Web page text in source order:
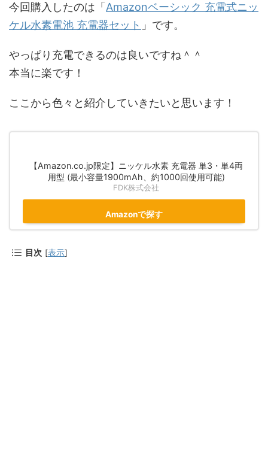
今回購入したのは「 Amazonベーシック 充電式ニッ
ケル水素電池 充電器セット 」です。
やっぱり充電できるのは良いですね＾＾
本当に楽です！
ここから色々と紹介していきたいと思います！
【Amazon.co.jp限定】ニッケル水素 充電器 単3・単4両
用型 (最小容量1900mAh、約1000回使用可能)
FDK株式会社
Amazonで探す
目次 [表示]